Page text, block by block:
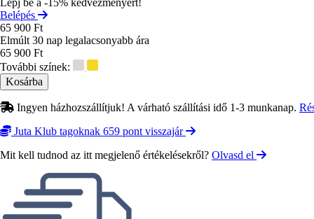
Belépés
65 900 Ft
Elmúlt 30 nap legalacsonyabb ára
65 900 Ft
További színek:
Ingyen házhozszállítjuk! A várható szállítási idő 1-3 munkanap.
Juta Klub tagoknak 659 pont visszajár
Mit kell tudnod az itt megjelenő értékelésekről? Olvasd el